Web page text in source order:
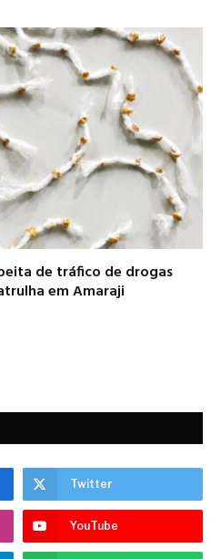
de tráfico de drogas
em Amaraji
Twitter
YouTube